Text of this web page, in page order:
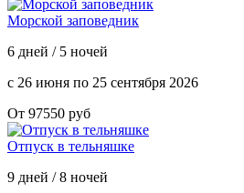
Морской заповедник
6 дней / 5 ночей
с 26 июня по 25 сентября 2026
От 97550 руб
Отпуск в тельняшке
9 дней / 8 ночей